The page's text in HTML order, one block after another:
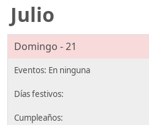
Julio
Domingo - 21